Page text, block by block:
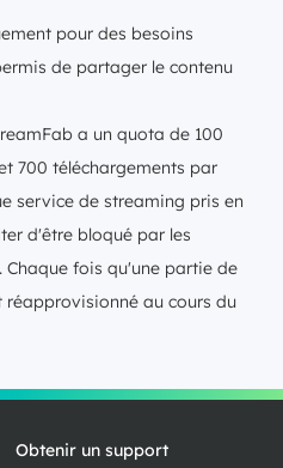
pour des besoins
de partager le contenu
a un quota de 100
700 téléchargements par
service de streaming pris en
d'être bloqué par les
fois qu'une partie de
réapprovisionné au cours du
Obtenir un support